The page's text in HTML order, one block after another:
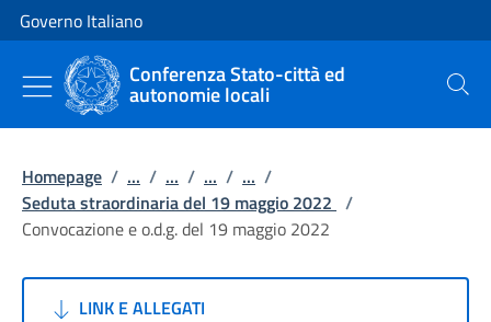
Vai al contenuto
Vai alla navigazione del sito
Governo Italiano
Conferenza Stato-città ed
autonomie locali Cerca
Homepage / ... / ... / ... / ... /
Seduta straordinaria del 19 maggio 2022 /
Convocazione e o.d.g. del 19 maggio 2022
LINK E ALLEGATI